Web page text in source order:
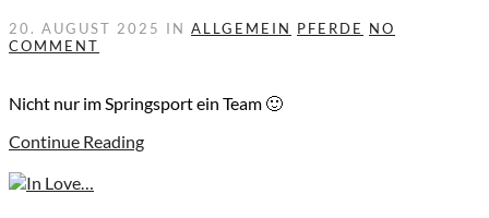
20. AUGUST 2025 IN ALLGEMEIN PFERDE NO
COMMENT
Nicht nur im Springsport ein Team 🙂
Continue Reading